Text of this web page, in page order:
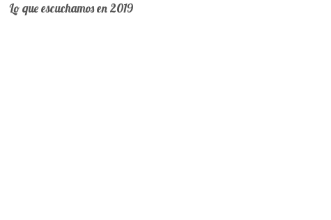
Lo que escuchamos en 2019